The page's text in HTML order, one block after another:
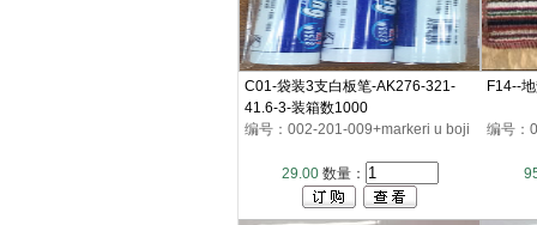
C01-袋装3支白板笔-AK276-321-
41.6-3-装箱数1000
编号：002-201-009+markeri u boji
29.00数量：
F14--
编号：